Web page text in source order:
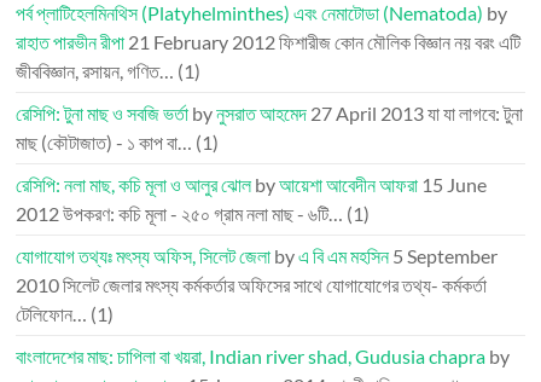
পর্ব প্লাটিহেলমিনথিস (Platyhelminthes) এবং নেমাটোডা (Nematoda) by
রাহাত পারভীন রীপা 21 February 2012ফিশারীজ কোন মৌলিক বিজ্ঞান নয় বরং এটি
জীববিজ্ঞান, রসায়ন, গণিত… (1)
রেসিপি: টুনা মাছ ও সবজি ভর্তা byনুসরাত আহমেদ 27 April 2013যা যা লাগবে: টুনা
মাছ (কৌটাজাত) - ১ কাপ বা… (1)
রেসিপি: নলা মাছ, কচি মূলা ও আলুর ঝোলbyআয়েশা আবেদীন আফরা 15 June
2012উপকরণ: কচি মূলা - ২৫০ গ্রাম নলা মাছ - ৬টি… (1)
যোগাযোগ তথ্যঃ মৎস্য অফিস, সিলেট জেলা byএ বি এম মহসিন5 September
2010সিলেট জেলার মৎস্য কর্মকর্তার অফিসের সাথে যোগাযোগের তথ্য- কর্মকর্তা
টেলিফোন… (1)
বাংলাদেশের মাছ: চাপিলা বা খয়রা, Indian river shad, Gudusia chapra by